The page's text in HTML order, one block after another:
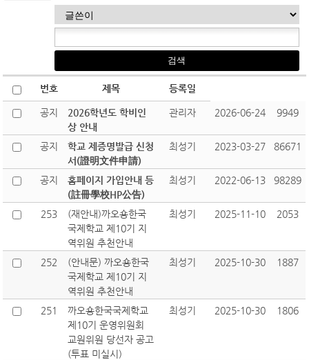
번호 제목 등록일
공지
2026학년도 학비인
상 안내
관리자 2026-06-24 9949
공지
학교 제증명발급 신청
서(證明文件申請)
최성기 2023-03-27 86671
공지
홈페이지 가입안내 등
(註冊學校HP公告)
최성기 2022-06-13 98289
253
(재안내)까오숑한국
국제학교 제10기 지
역위원 추천안내
최성기 2025-11-10 2053
252
(안내문) 까오숑한국
국제학교 제10기 지
역위원 추천안내
최성기 2025-10-30 1887
251
까오숑한국국제학교
제10기 운영위원회
교원위원 당선자 공고
(투표 미실시)
최성기 2025-10-30 1806